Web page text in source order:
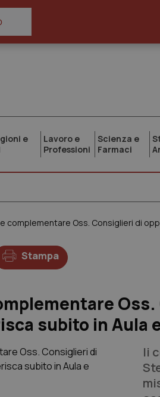
e
Lavoro e
Professioni
Scienza e
Farmaci
complementare Oss. Consiglieri di
Stampa
subito in Aula
Ii